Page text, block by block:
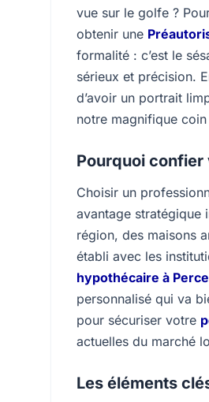
vue sur le golfe ?
obtenir une
formalité : c’est le
sérieux et précision.
d’avoir un portrait
notre magnifique
Pourquoi
Choisir un
avantage stratégique
région, des maisons
établi avec les
hypothécaire à Perce
personnalisé qui va
pour sécuriser votre
actuelles du marché
Les éléments